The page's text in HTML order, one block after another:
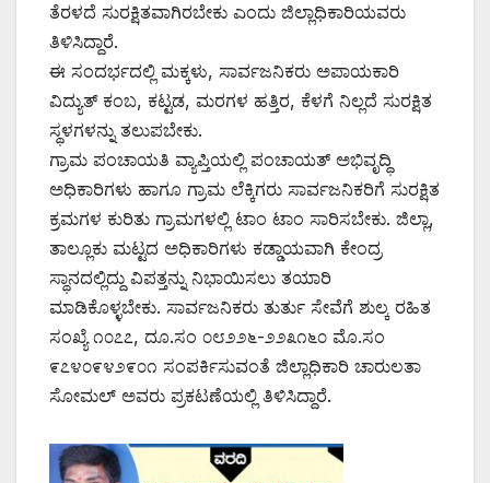
ತೆರಳದೆ ಸುರಕ್ಷಿತವಾಗಿರಬೇಕು ಎಂದು ಜಿಲ್ಲಾಧಿಕಾರಿಯವರು
ತಿಳಿಸಿದ್ದಾರೆ.
ಈ ಸಂದರ್ಭದಲ್ಲಿ ಮಕ್ಕಳು, ಸಾರ್ವಜನಿಕರು ಅಪಾಯಕಾರಿ
ವಿದ್ಯುತ್ ಕಂಬ, ಕಟ್ಟಡ, ಮರಗಳ ಹತ್ತಿರ, ಕೆಳಗೆ ನಿಲ್ಲದೆ ಸುರಕ್ಷಿತ
ಸ್ಥಳಗಳನ್ನು ತಲುಪಬೇಕು.
ಗ್ರಾಮ ಪಂಚಾಯತಿ ವ್ಯಾಪ್ತಿಯಲ್ಲಿ ಪಂಚಾಯತ್ ಅಭಿವೃದ್ಧಿ
ಅಧಿಕಾರಿಗಳು ಹಾಗೂ ಗ್ರಾಮ ಲೆಕ್ಕಿಗರು ಸಾರ್ವಜನಿಕರಿಗೆ ಸುರಕ್ಷಿತ
ಕ್ರಮಗಳ ಕುರಿತು ಗ್ರಾಮಗಳಲ್ಲಿ ಟಾಂ ಟಾಂ ಸಾರಿಸಬೇಕು. ಜಿಲ್ಲಾ,
ತಾಲ್ಲೂಕು ಮಟ್ಟದ ಅಧಿಕಾರಿಗಳು ಕಡ್ಡಾಯವಾಗಿ ಕೇಂದ್ರ
ಸ್ಥಾನದಲ್ಲಿದ್ದು ವಿಪತ್ತನ್ನು ನಿಭಾಯಿಸಲು ತಯಾರಿ
ಮಾಡಿಕೊಳ್ಳಬೇಕು. ಸಾರ್ವಜನಿಕರು ತುರ್ತು ಸೇವೆಗೆ ಶುಲ್ಕ ರಹಿತ
ಸಂಖ್ಯೆ ೧೦೭೭, ದೂ.ಸಂ ೦೮೨೨೬-೨೨೩೧೬೦ ಮೊ.ಸಂ
೯೭೪೦೯೪೨೯೦೧ ಸಂಪರ್ಕಿಸುವಂತೆ ಜಿಲ್ಲಾಧಿಕಾರಿ ಚಾರುಲತಾ
ಸೋಮಲ್ ಅವರು ಪ್ರಕಟಣೆಯಲ್ಲಿ ತಿಳಿಸಿದ್ದಾರೆ.